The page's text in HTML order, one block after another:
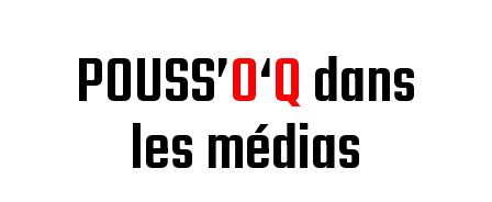
POUSS’O‘Qdans
les médias